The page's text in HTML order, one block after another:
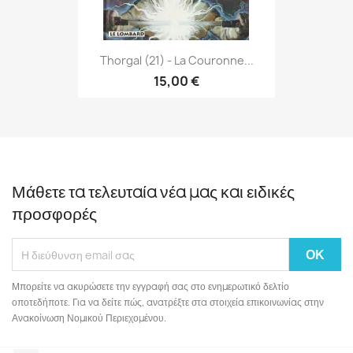
Thorgal (21) - La Couronne...
15,00 €
Μάθετε τα τελευταία νέα μας και ειδικές
προσφορές
Μπορείτε να ακυρώσετε την εγγραφή σας στο ενημερωτικό δελτίο
οποτεδήποτε. Για να δείτε πώς, ανατρέξτε στα στοιχεία επικοινωνίας στην
Ανακοίνωση Νομικού Περιεχομένου.